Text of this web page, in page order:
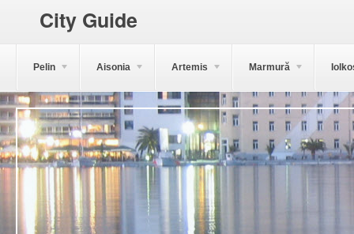
City Guide
Pelin Aisonia Artemis Marmură